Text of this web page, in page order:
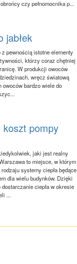
czy pełnomocnika p...
jabłek
pewnością istotne elementy
którzy coraz chętniej
W produkcji owoców
wręcz światową
owoców bardzo wiele do
pompy
jaki jest realny
to miejsce, w którym
systemy ciepła będące
dla wielu budynków. Dzięki
ciepła w okresie
...